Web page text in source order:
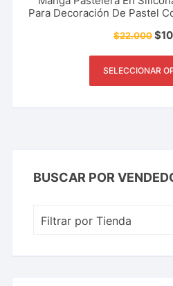
Para Decoración De Pastel
Más.
$22.000$
SELECCIONAR
BUSCAR POR
Filtrar por Tienda